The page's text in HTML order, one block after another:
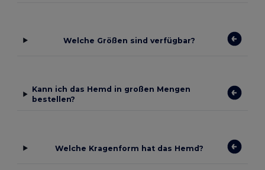
Welche Größen sind verfügbar?
Kann ich das Hemd in großen Mengen
bestellen?
Welche Kragenform hat das Hemd?